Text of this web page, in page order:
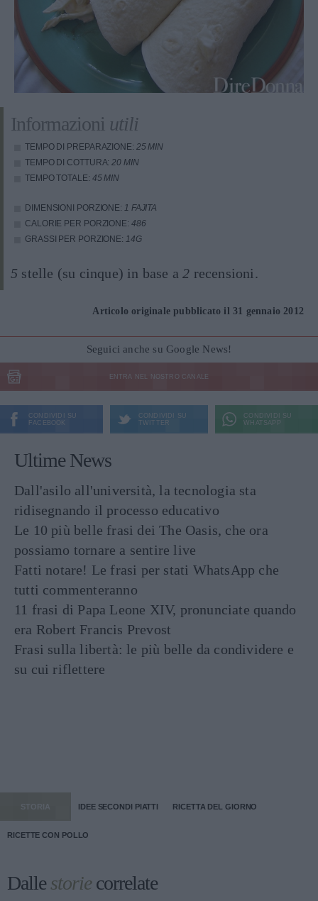
Informazioni utili
TEMPO DI PREPARAZIONE: 25 MIN
TEMPO DI COTTURA:20 MIN
TEMPO TOTALE: 45 MIN
DIMENSIONI PORZIONE: 1 FAJITA
CALORIE PER PORZIONE: 486
GRASSI PER PORZIONE: 14G
5 stelle (su cinque) in base a2 recensioni.
Articolo originale pubblicato il 31 gennaio 2012
Seguici anche su Google News!
ENTRA NEL NOSTRO CANALE
CONDIVIDI SU
FACEBOOK
CONDIVIDI SU
TWITTER
CONDIVIDI SU
WHATSAPP
Ultime News
Dall'asilo all'università, la tecnologia sta
ridisegnando il processo educativo
Le 10 più belle frasi dei The Oasis, che ora
possiamo tornare a sentire live
Fatti notare! Le frasi per stati WhatsApp che
tutti commenteranno
11 frasi di Papa Leone XIV, pronunciate quando
era Robert Francis Prevost
Frasi sulla libertà: le più belle da condividere e
su cui riflettere
STORIA IDEE SECONDI PIATTI RICETTA DEL GIORNO
RICETTE CON POLLO
Dallestoriecorrelate